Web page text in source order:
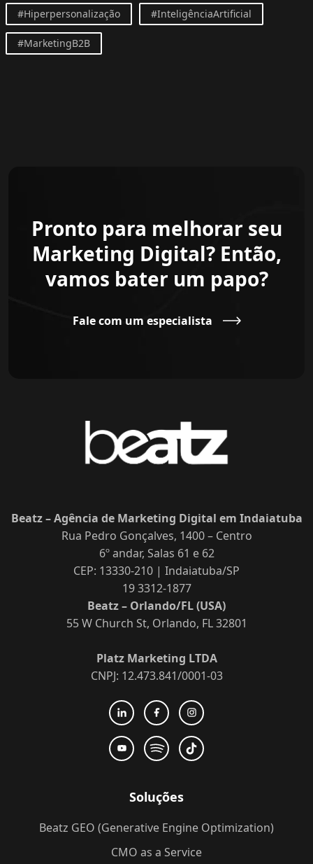
#Hiperpersonalização #InteligênciaArtificial
#MarketingB2B
Pronto para melhorar seu
Marketing Digital? Então,
vamos bater um papo?
Fale com um especialista
Beatz – Agência de Marketing Digital em Indaiatuba
Rua Pedro Gonçalves, 1400 – Centro
6º andar, Salas 61 e 62
CEP: 13330-210 | Indaiatuba/SP
19 3312-1877
Beatz – Orlando/FL (USA)
55 W Church St, Orlando, FL 32801
Platz Marketing LTDA
CNPJ: 12.473.841/0001-03
Soluções
Beatz GEO (Generative Engine Optimization)
CMO as a Service